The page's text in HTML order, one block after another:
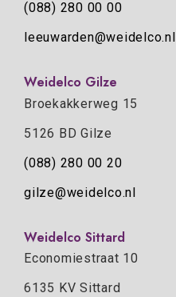
(088) 280 00 00
leeuwarden@weidelco.nl
Weidelco Gilze
Broekakkerweg 15
5126 BD Gilze
(088) 280 00 20
gilze@weidelco.nl
Weidelco Sittard
Economiestraat 10
6135 KV Sittard